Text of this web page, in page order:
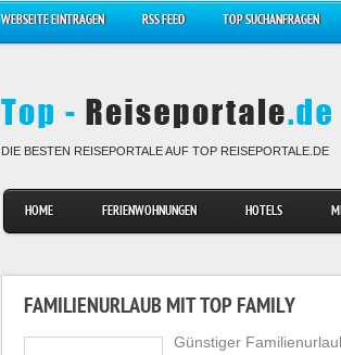
WEBSEITE EINTRAGEN RSS FEED TOP SUCHANFRAGEN
DIE BESTEN REISEPORTALE AUF TOP REISEPORTALE.DE
HOME FERIENWOHNUNGEN HOTELS
FAMILIENURLAUB MIT TOP FAMILY
Günstiger